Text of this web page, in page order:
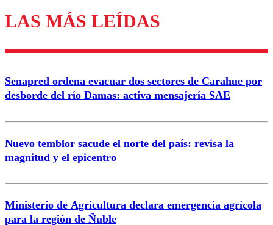
Los comentarios son moderados para garantizar un
diálogo respetuoso.
Correo
LAS MÁS LEÍDAS
Senapred ordena evacuar dos sectores de Carahue por
desborde del río Damas: activa mensajería SAE
Nuevo temblor sacude el norte del país: revisa la
magnitud y el epicentro
Ministerio de Agricultura declara emergencia agrícola
para la región de Ñuble